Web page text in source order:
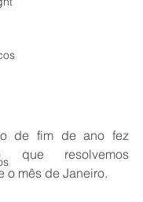
de fim de ano fez
que resolvemos
o mês de Janeiro.